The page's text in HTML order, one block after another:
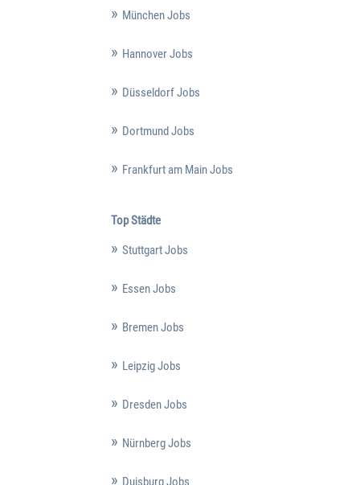
München Jobs
Hannover Jobs
Düsseldorf Jobs
Dortmund Jobs
Frankfurt am Main Jobs
Top Städte
Stuttgart Jobs
Essen Jobs
Bremen Jobs
Leipzig Jobs
Dresden Jobs
Nürnberg Jobs
Duisburg Jobs